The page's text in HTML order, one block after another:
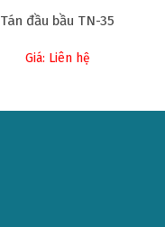
Tán đầu bầu TN-35
Giá: Liên hệ